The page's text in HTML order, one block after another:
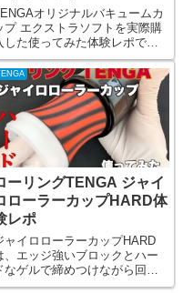
オリジナルバキュームカ
プ エクストラソフトを実際購
した使ってみた体験レポで
。ゲルの内部構造も写真で公
しています。
ーリングTENGA ジャイ
ローラーカップHARD体
レポ
ャイロローラーカップHARD
、エッジ強いブロックとハー
なゲルで締めつけながら回転
バキュームを楽しめる